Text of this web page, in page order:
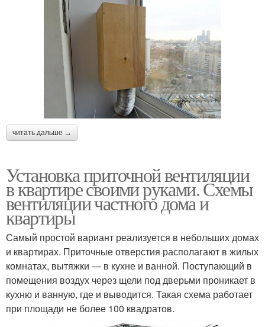
читать дальше →
Установка приточной вентиляции
в квартире своими руками. Схемы
вентиляции частного дома и
квартиры
Самый простой вариант реализуется в небольших домах
и квартирах. Приточные отверстия располагают в жилых
комнатах, вытяжки — в кухне и ванной. Поступающий в
помещения воздух через щели под дверьми проникает в
кухню и ванную, где и выводится. Такая схема работает
при площади не более 100 квадратов.